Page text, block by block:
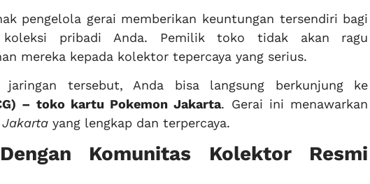
pengelola gerai memberikan keuntungan tersendiri bagi
koleksi pribadi Anda. Pemilik toko tidak akan ragu
mereka kepada kolektor tepercaya yang serius.
tersebut, Anda bisa langsung berkunjung ke
– toko kartu Pokemon Jakarta. Gerai ini menawarkan
yang lengkap dan terpercaya.
Komunitas Kolektor Resmi